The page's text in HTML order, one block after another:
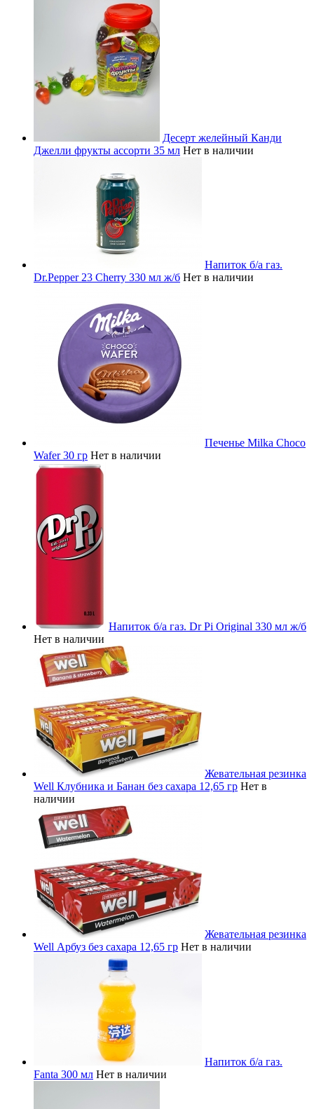
Десерт желейный Канди
Джелли фрукты ассорти 35 мл Нет в наличии
Напиток б/а газ.
Dr.Pepper 23 Cherry 330 мл ж/б Нет в наличии
Печенье Milka Choco
Wafer 30 гр Нет в наличии
Напиток б/а газ. Dr Pi Original 330 мл ж/б
Нет в наличии
Жевательная резинка
Well Клубника и Банан без сахара 12,65 гр Нет в
наличии
Жевательная резинка
Well Арбуз без сахара 12,65 гр Нет в наличии
Напиток б/а газ.
Fanta 300 мл Нет в наличии